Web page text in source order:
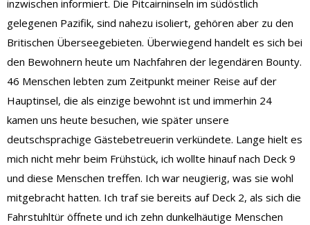
inzwischen informiert. Die Pitcairninseln im südöstlich
gelegenen Pazifik, sind nahezu isoliert, gehören aber zu den
Britischen Überseegebieten. Überwiegend handelt es sich bei
den Bewohnern heute um Nachfahren der legendären Bounty.
46 Menschen lebten zum Zeitpunkt meiner Reise auf der
Hauptinsel, die als einzige bewohnt ist und immerhin 24
kamen uns heute besuchen, wie später unsere
deutschsprachige Gästebetreuerin verkündete. Lange hielt es
mich nicht mehr beim Frühstück, ich wollte hinauf nach Deck 9
und diese Menschen treffen. Ich war neugierig, was sie wohl
mitgebracht hatten. Ich traf sie bereits auf Deck 2, als sich die
Fahrstuhltür öffnete und ich zehn dunkelhäutige Menschen